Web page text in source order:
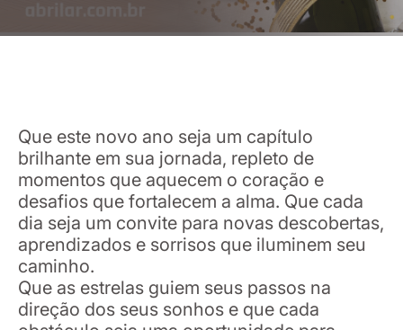
Que este novo ano seja um capítulo
brilhante em sua jornada, repleto de
momentos que aquecem o coração e
desafios que fortalecem a alma. Que cada
dia seja um convite para novas descobertas,
aprendizados e sorrisos que iluminem seu
caminho.
Que as estrelas guiem seus passos na
direção dos seus sonhos e que cada